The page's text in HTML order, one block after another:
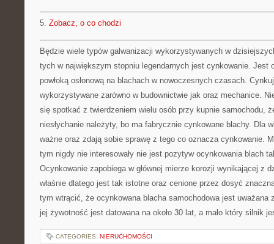
5. Zobacz, o co chodzi
Będzie wiele typów galwanizacji wykorzystywanych w
tych w największym stopniu legendarnych jest cynkowanie. Jest
powłoką osłonową na blachach w nowoczesnych czasach.
wykorzystywane zarówno w budownictwie jak oraz mechanice.
się spotkać z twierdzeniem wielu osób przy kupnie samochodu,
niesłychanie należyty, bo ma fabrycznie cynkowane blachy. Dla
ważne oraz zdają sobie sprawę z tego co oznacza cynkowanie.
tym nigdy nie interesowały nie jest pozytyw ocynkowania blach
Ocynkowanie zapobiega w głównej mierze korozji wynikającej z
właśnie dlatego jest tak istotne oraz cenione przez dosyć
tym wtrącić, że ocynkowana blacha samochodowa jest uważana
jej żywotność jest datowana na około 30 lat, a mało który silnik
CATEGORIES: NIERUCHOMOŚCI